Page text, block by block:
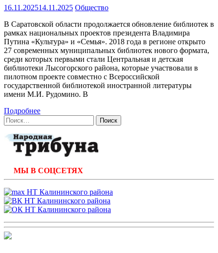
16.11.202514.11.2025 Общество
В Саратовской области продолжается обновление библиотек в
рамках национальных проектов президента Владимира
Путина «Культура» и «Семья». 2018 года в регионе открыто
27 современных муниципальных библиотек нового формата,
среди которых первыми стали Центральная и детская
библиотеки Лысогорского района, которые участвовали в
пилотном проекте совместно с Всероссийской
государственной библиотекой иностранной литературы
имени М.И. Рудомино. В
Подробнее
Найти:
МЫ В СОЦСЕТЯХ